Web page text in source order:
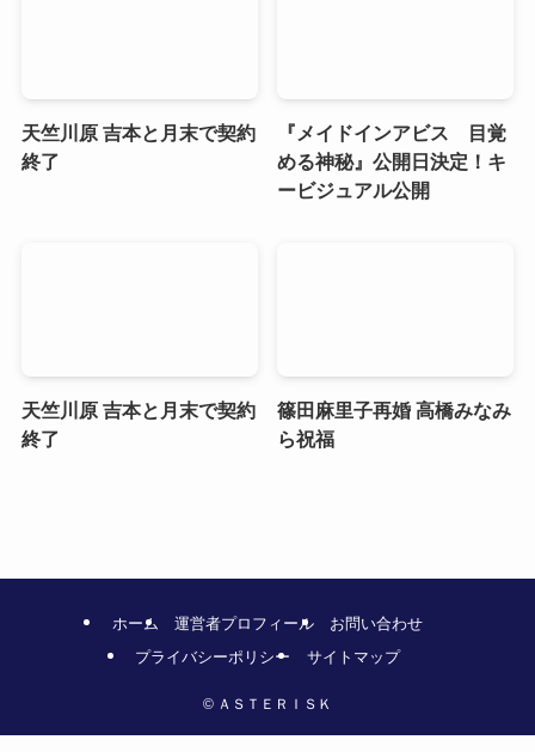
天竺川原 吉本と月末で契約
終了
『メイドインアビス 目覚
める神秘』公開日決定！キ
ービジュアル公開
天竺川原 吉本と月末で契約
終了
篠田麻里子再婚 高橋みなみ
ら祝福
ホーム 運営者プロフィール
お問い合わせ
プライバシーポリシー
サイトマップ
© ＡＳＴＥＲＩＳＫ